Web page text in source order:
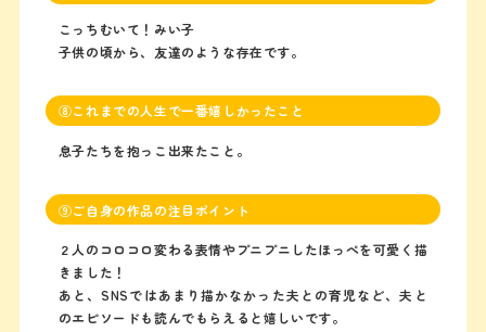
こっちむいて！みい子
子供の頃から、友達のような存在です。
⑧これまでの人生で一番嬉しかったこと
息子たちを抱っこ出来たこと。
⑨ご自身の作品の注目ポイント
２人のコロコロ変わる表情やプニプニしたほっぺを可愛く描
きました！
あと、SNSではあまり描かなかった夫との育児など、夫と
のエピソードも読んでもらえると嬉しいです。